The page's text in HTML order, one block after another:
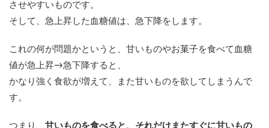
させやすいものです。
そして、急上昇した血糖値は、急下降をします。
これの何が問題かというと、甘いものやお菓子を食べて血糖
値が急上昇→急下降すると、
かなり強く食欲が増えて、また甘いものを欲してしまうんで
す。
つまり、 甘いものを食べると、それだけまたすぐに甘いもの